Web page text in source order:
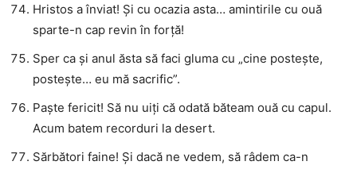
Hristos a înviat! Și cu ocazia asta… amintirile cu ouă
sparte-n cap revin în forță!
Sper ca și anul ăsta să faci gluma cu „cine postește,
postește… eu mă sacrific”.
Paște fericit! Să nu uiți că odată băteam ouă cu capul.
Acum batem recorduri la desert.
Sărbători faine! Și dacă ne vedem, să râdem ca-n